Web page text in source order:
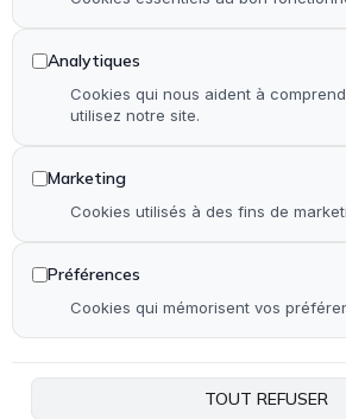
Pose de terrasse & contour de piscine en bois
Pose de parquet (stratifié, PVC et bois)
Autre
Accueil
Qui suis-je ?
Analytiques
Cookies qui nous aident à
utilisez notre site.
Marketing
Cookies utilisés à des fins de
Préférences
Cookies qui mémorisent vos
TOUT REFUSER